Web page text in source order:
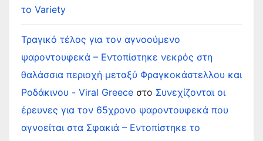
το Variety
Τραγικό τέλος για τον αγνοούμενο
ψαροντουφεκά – Εντοπίστηκε νεκρός στη
θαλάσσια περιοχή μεταξύ Φραγκοκάστελλου και
Ροδάκινου - Viral Greece στο Συνεχίζονται οι
έρευνες για τον 65χρονο ψαροντουφεκά που
αγνοείται στα Σφακιά – Εντοπίστηκε το